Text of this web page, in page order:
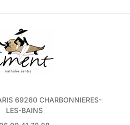
69260 CHARBONNIERES-
LES-BAINS